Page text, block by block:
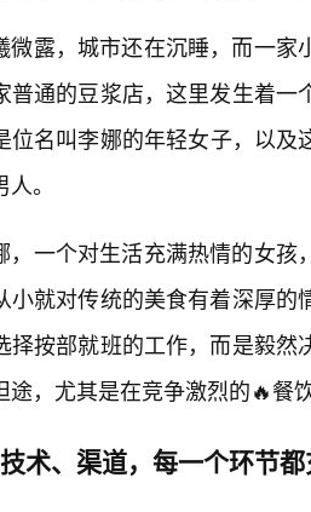
微露，城市还在沉睡，而一
普通的豆浆店，这里发生着
位名叫李娜的年轻女子，以
。
，一个对生活充满热情的女孩
小就对传统的美食有着深厚
择按部就班的工作，而是毅
途，尤其是在竞争激烈的🔥餐
术、渠道，每一个环节